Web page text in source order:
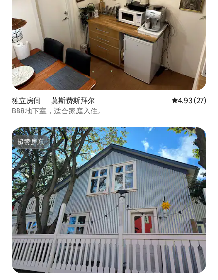
独立房间 ｜ 莫斯费斯拜尔 平均评分
4.93 (27)
BB8地下室，适合家庭入住。
超赞房东
超赞房东